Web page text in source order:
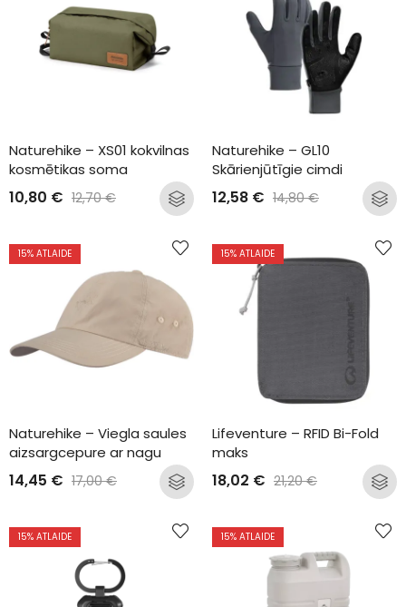
Naturehike – XS01 kokvilnas
kosmētikas soma
10,80 € 12,70€
Naturehike – GL10
Skārienjūtīgie cimdi
12,58 € 14,80€
15% ATLAIDE
Naturehike – Viegla saules
aizsargcepure ar nagu
14,45 € 17,00€
15% ATLAIDE
Lifeventure – RFID Bi-Fold
maks
18,02 € 21,20€
15% ATLAIDE 15% ATLAIDE